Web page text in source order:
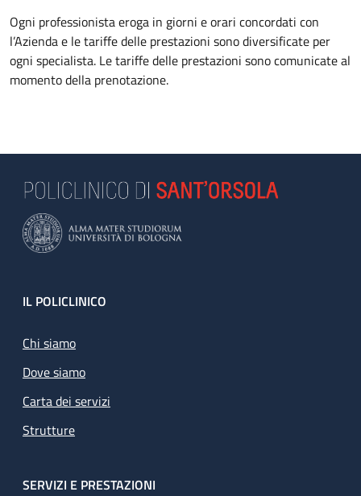
Ogni professionista eroga in giorni e orari concordati con
l’Azienda e le tariffe delle prestazioni sono diversificate per
ogni specialista. Le tariffe delle prestazioni sono comunicate al
momento della prenotazione.
Footer
IL POLICLINICO
Chi siamo
Dove siamo
Carta dei servizi
Strutture
SERVIZI E PRESTAZIONI